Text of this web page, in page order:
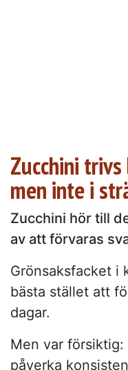
Zucchini
men inte i
Zucchini hör till
av att förvaras
Grönsaksfacket i
bästa stället att
dagar.
Men var
påverka